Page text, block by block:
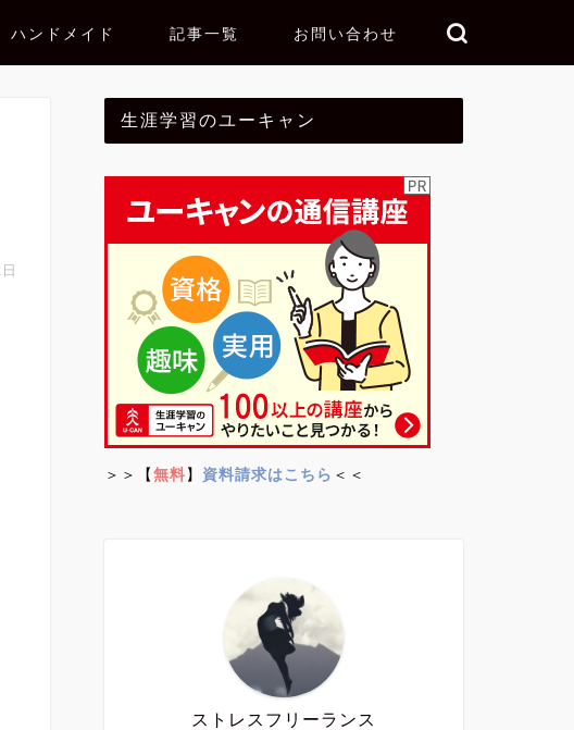
ハンドメイド 記事一覧 お問い合わせ
生涯学習のユーキャン
＞＞【 無料 】 資料請求はこちら ＜＜
ストレスフリーランス